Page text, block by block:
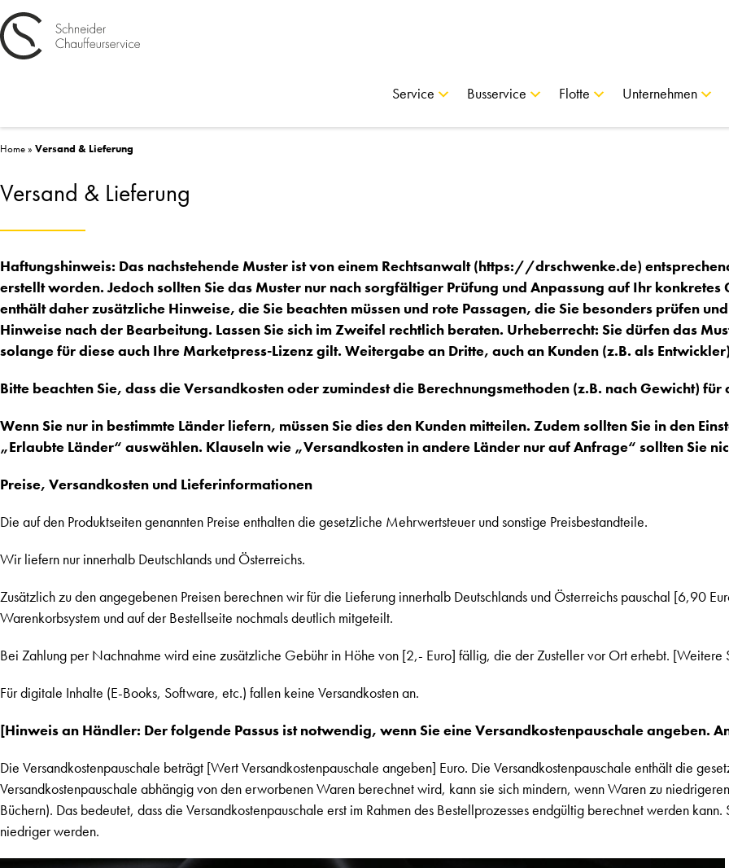
Service Busservice Flotte Unternehmen
Home» Versand & Lieferung
Versand & Lieferung
Haftungshinweis: Das nachstehende Muster ist von einem Rechtsanwalt (https://drschwenke.de)
erstellt worden. Jedoch sollten Sie das Muster nur nach sorgfältiger Prüfung und Anpassung auf Ihr
enthält daher zusätzliche Hinweise, die Sie beachten müssen und rote Passagen, die Sie besonders prüfen
Hinweise nach der Bearbeitung. Lassen Sie sich im Zweifel rechtlich beraten. Urheberrecht: Sie dürfen das
solange für diese auch Ihre Marketpress-Lizenz gilt. Weitergabe an Dritte, auch an Kunden (z.B. als
Bitte beachten Sie, dass die Versandkosten oder zumindest die Berechnungsmethoden (z.B. nach Gewicht)
Wenn Sie nur in bestimmte Länder liefern, müssen Sie dies den Kunden mitteilen. Zudem sollten Sie in den
„Erlaubte Länder“ auswählen. Klauseln wie „Versandkosten in andere Länder nur auf Anfrage“ sollten Sie
Preise, Versandkosten und Lieferinformationen
Die auf den Produktseiten genannten Preise enthalten die gesetzliche Mehrwertsteuer und sonstige Preisbestandteile.
Wir liefern nur innerhalb Deutschlands und Österreichs.
Zusätzlich zu den angegebenen Preisen berechnen wir für die Lieferung innerhalb Deutschlands und Österreichs pauschal [6,90
Warenkorbsystem und auf der Bestellseite nochmals deutlich mitgeteilt.
Bei Zahlung per Nachnahme wird eine zusätzliche Gebühr in Höhe von [2,- Euro] fällig, die der Zusteller vor Ort erhebt. [Weitere
Für digitale Inhalte (E-Books, Software, etc.) fallen keine Versandkosten an.
[Hinweis an Händler: Der folgende Passus ist notwendig, wenn Sie eine Versandkostenpauschale angeben.
Die Versandkostenpauschale beträgt [Wert Versandkostenpauschale angeben] Euro. Die Versandkostenpauschale enthält die
Versandkostenpauschale abhängig von den erworbenen Waren berechnet wird, kann sie sich mindern, wenn Waren zu
Büchern). Das bedeutet, dass die Versandkostenpauschale erst im Rahmen des Bestellprozesses endgültig berechnet werden
niedriger werden.